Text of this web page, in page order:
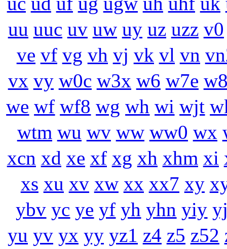
uu uuc uv uw uy uz uzz v0
ve vf vg vh vj vk vl vn
vx vy w0c w3x w6 w7e
we wf wf8 wg wh wi wjt
wtm wu wv ww ww0 wx
xcn xd xe xf xg xh xhm xi
xs xu xv xw xx xx7 xy
ybv yc ye yf yh yhn yiy
yu yv yx yy yz1 z4 z5 z52